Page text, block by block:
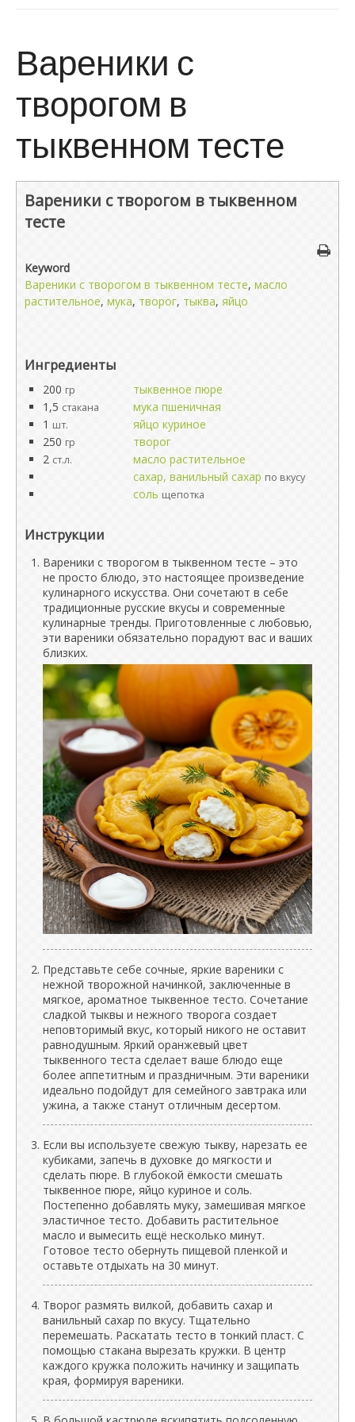
Вареники с
творогом в
тыквенном тесте
Вареники с творогом в тыквенном
тесте
Keyword
Вареники с творогом в тыквенном тесте, масло
растительное, мука, творог, тыква, яйцо
Ингредиенты
200 гр
тыквенное пюре
1,5 стакана
мука пшеничная
1 шт.
яйцо куриное
250 гр
творог
2 ст.л.
масло растительное
сахар, ванильный сахар по вкусу
соль щепотка
Инструкции
Вареники с творогом в тыквенном тесте – это
не просто блюдо, это настоящее произведение
кулинарного искусства. Они сочетают в себе
традиционные русские вкусы и современные
кулинарные тренды. Приготовленные с любовью,
эти вареники обязательно порадуют вас и ваших
близких.
Представьте себе сочные, яркие вареники с
нежной творожной начинкой, заключенные в
мягкое, ароматное тыквенное тесто. Сочетание
сладкой тыквы и нежного творога создает
неповторимый вкус, который никого не оставит
равнодушным. Яркий оранжевый цвет
тыквенного теста сделает ваше блюдо еще
более аппетитным и праздничным. Эти вареники
идеально подойдут для семейного завтрака или
ужина, а также станут отличным десертом.
Если вы используете свежую тыкву, нарезать ее
кубиками, запечь в духовке до мягкости и
сделать пюре. В глубокой ёмкости смешать
тыквенное пюре, яйцо куриное и соль.
Постепенно добавлять муку, замешивая мягкое
эластичное тесто. Добавить растительное
масло и вымесить ещё несколько минут.
Готовое тесто обернуть пищевой пленкой и
оставьте отдыхать на 30 минут.
Творог размять вилкой, добавить сахар и
ванильный сахар по вкусу. Тщательно
перемешать. Раскатать тесто в тонкий пласт. С
помощью стакана вырезать кружки. В центр
каждого кружка положить начинку и защипать
края, формируя вареники.